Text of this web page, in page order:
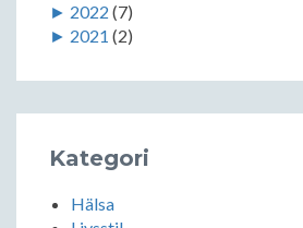
► 2022 (7)
► 2021 (2)
Kategori
Hälsa